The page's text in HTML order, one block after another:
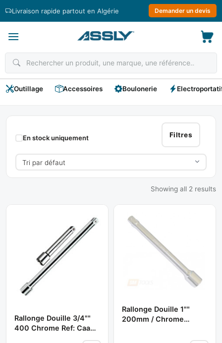
Livraison rapide partout en Algérie Demander un devis
Outillage Accessoires Boulonerie
Douilles
Rallonge
Filtres
En stock uniquement
Showing all 2 results
Rallonge Douille 3/4""
400 Chrome Ref: Caao
Rallonge Douille 1""
200mm / Chrome